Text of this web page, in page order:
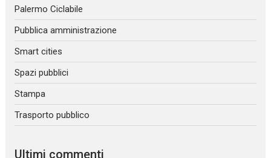
Palermo Ciclabile
Pubblica amministrazione
Smart cities
Spazi pubblici
Stampa
Trasporto pubblico
Ultimi commenti